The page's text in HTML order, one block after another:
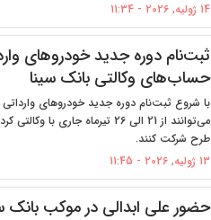
14 ژولیه, 2026 - 11:34
ثبت‌نام دوره جدید خودروهای
حساب‌های وکالتی بانک سینا
با شروع ثبت‌نام دوره جدید خودروهای وارداتی
می‌توانند از 21 الی 26 تیرماه
طرح شرکت کنند.
13 ژولیه, 2026 - 11:45
حضور علی ابدالی در موکب بانک